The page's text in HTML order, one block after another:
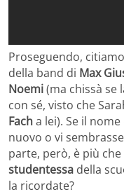
Proseguendo,
della band di Max
Noemi(ma chissà se
con sé, visto che
Facha lei). Se il
nuovo o vi
parte, però, è più
studentessa della
la ricordate?